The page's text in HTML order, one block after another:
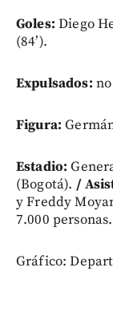
Goles: Diego
(84’).
Expulsados:
Figura:
Estadio:
(Bogotá). /
y Freddy
7.000 personas.
Gráfico: